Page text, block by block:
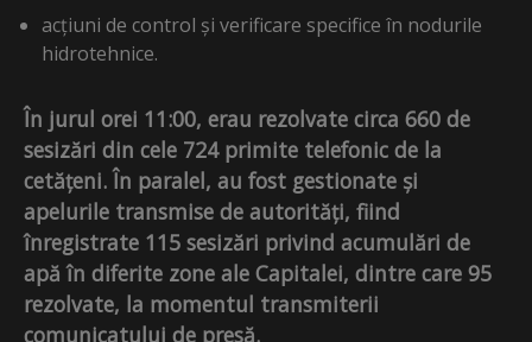
acțiuni de control și verificare specifice în nodurile
hidrotehnice.
În jurul orei 11:00, erau rezolvate circa 660 de
sesizări din cele 724 primite telefonic de la
cetățeni. În paralel, au fost gestionate și
apelurile transmise de autorități, fiind
înregistrate 115 sesizări privind acumulări de
apă în diferite zone ale Capitalei, dintre care 95
rezolvate, la momentul transmiterii
comunicatului de presă.